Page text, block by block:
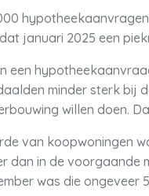
januari 2025 een
een
minder sterk bij
willen doen.
van koopwoningen
dan in de voorgaande
was die ongeveer